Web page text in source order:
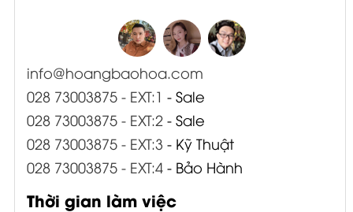
info@hoangbaohoa.com
028 73003875 - EXT:1 - Sale
028 73003875 - EXT:2- Sale
028 73003875 - EXT:3 - Kỹ Thuật
028 73003875 - EXT:4- Bảo Hành
Thời gian làm việc